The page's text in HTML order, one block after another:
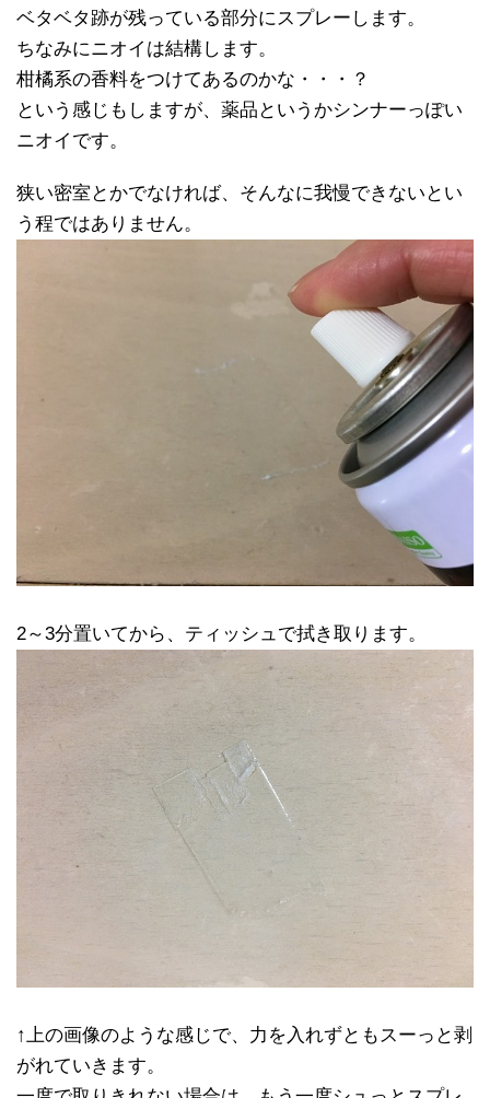
ベタベタ跡が残っている部分にスプレーします。
ちなみにニオイは結構します。
柑橘系の香料をつけてあるのかな・・・？
という感じもしますが、薬品というかシンナーっぽい
ニオイです。
狭い密室とかでなければ、そんなに我慢できないとい
う程ではありません。
2～3分置いてから、ティッシュで拭き取ります。
↑上の画像のような感じで、力を入れずともスーっと剥
がれていきます。